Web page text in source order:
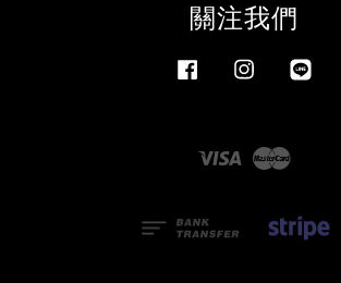
關注我們
Facebook Instagram
Visa